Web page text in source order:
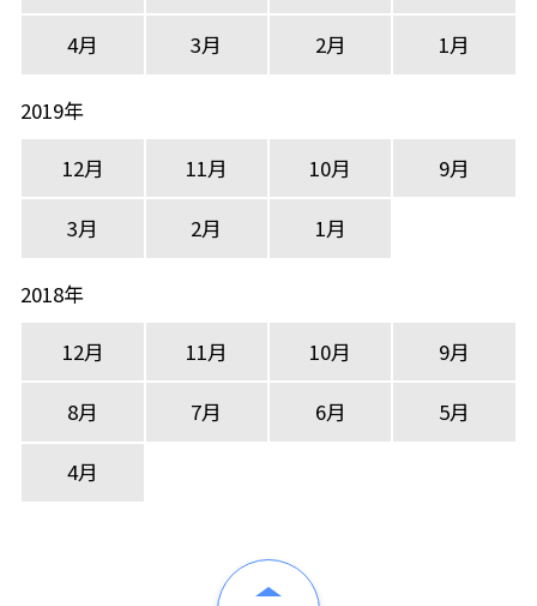
4月 3月 2月 1月
2019年
12月
11月 10月 9月
3月 2月 1月
2018年
12月
11月 10月 9月
8月 7月 6月 5月
4月